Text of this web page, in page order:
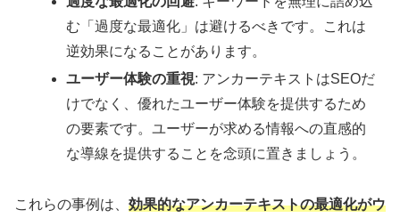
む「過度な最適化」は避けるべきです。これは
逆効果になることがあります。
ユーザー体験の重視: アンカーテキストはSEOだ
けでなく、優れたユーザー体験を提供するため
の要素です。ユーザーが求める情報への直感的
な導線を提供することを念頭に置きましょう。
これらの事例は、 効果的なアンカーテキストの最適化がウ